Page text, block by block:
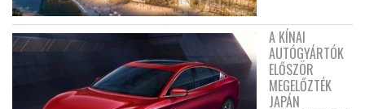
A KÍNAI
AUTÓGYÁRTÓK
ELŐSZÖR
MEGELŐZTÉK
JAPÁN